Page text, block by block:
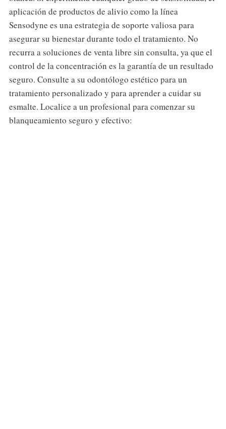
aplicación de productos de alivio como la línea
Sensodyne es una estrategia de soporte valiosa para
asegurar su bienestar durante todo el tratamiento. No
recurra a soluciones de venta libre sin consulta, ya que el
control de la concentración es la garantía de un resultado
seguro. Consulte a su odontólogo estético para un
tratamiento personalizado y para aprender a cuidar su
esmalte. Localice a un profesional para comenzar su
blanqueamiento seguro y efectivo: